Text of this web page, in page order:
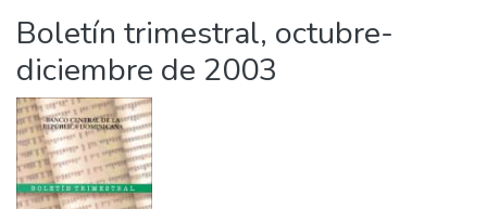
Boletín trimestral, octubre-
diciembre de 2003